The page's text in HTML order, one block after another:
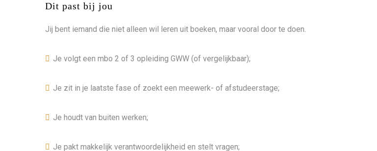
Dit past bij jou
Jij bent iemand die niet alleen wil leren uit boeken, maar vooral door te doen.
Je volgt een mbo 2 of 3 opleiding GWW (of vergelijkbaar);
Je zit in je laatste fase of zoekt een meewerk- of afstudeerstage;
Je houdt van buiten werken;
Je pakt makkelijk verantwoordelijkheid en stelt vragen;